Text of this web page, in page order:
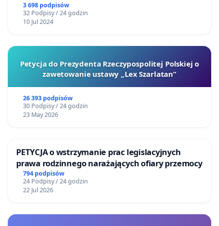
3 698 podpisów
32 Podpisy / 24 godzin
10 Jul 2024
Petycja do Prezydenta Rzeczypospolitej Polskiej o
zawetowanie ustawy „Lex Szarlatan”
26 393 podpisów
30 Podpisy / 24 godzin
23 May 2026
PETYCJA o wstrzymanie prac legislacyjnych
prawa rodzinnego narażających ofiary przemocy
794 podpisów
24 Podpisy / 24 godzin
22 Jul 2026